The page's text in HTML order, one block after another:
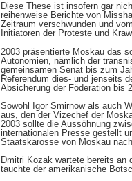
Diese These ist insofern gar
reihenweise Berichte von
Zeitraum verschwunden und
Initiatoren der Proteste und
2003 präsentierte Moskau das
Autonomien, nämlich der
gemeinsamen Senat bis zum
Referendum dies- und jenseits
Absicherung der Föderation bis
Sowohl Igor Smirnow als auch
aus, den der Vizechef der
2003 sollte die Aussöhnung
internationalen Presse gestellt
Staatskarosse von Moskau
Dmitri Kozak wartete bereits
tauchte der amerikanische